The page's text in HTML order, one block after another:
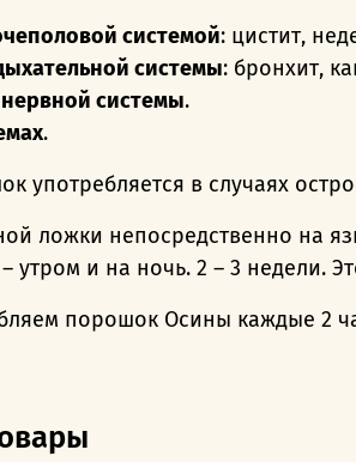
системой: цистит,
системы: бронхит,
системы.
.
употребляется в случаях
ложки непосредственно на
утром и на ночь. 2 – 3 недели.
порошок Осины каждые 2